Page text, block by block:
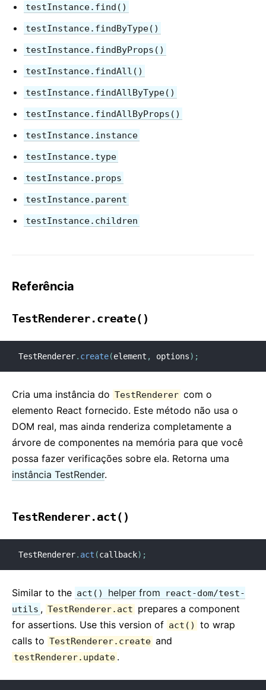
testInstance.find()
testInstance.findByType()
testInstance.findByProps()
testInstance.findAll()
testInstance.findAllByType()
testInstance.findAllByProps()
testInstance.instance
testInstance.type
testInstance.props
testInstance.parent
testInstance.children
Referência
TestRenderer.create()
TestRenderer. create(element , options) ;
Cria uma instância do TestRenderer com o
elemento React fornecido. Este método não usa o
DOM real, mas ainda renderiza completamente a
árvore de componentes na memória para que você
possa fazer verificações sobre ela. Retorna uma
instância TestRender.
TestRenderer.act()
TestRenderer. act (callback) ;
Similar to the act() helper from
react-dom/test-
utils , TestRenderer.act prepares a component
for assertions. Use this version of act()
to wrap
calls to TestRenderer.create and
testRenderer.update .
Política de Versão
Virtual DOM e Objetos Internos